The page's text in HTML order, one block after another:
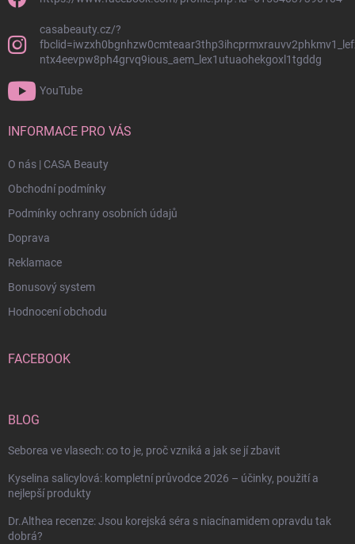
casabeauty.cz/?
ntx4eevpw8ph4grvq9ious_aem_lex1utuaohekgoxl1tgddg
YouTube
INFORMACE PRO VÁS
O nás | CASA Beauty
Obchodní podmínky
Podmínky ochrany osobních údajů
Doprava
Reklamace
Bonusový system
Hodnocení obchodu
FACEBOOK
BLOG
Seborea ve vlasech: co to je, proč vzniká a jak se jí zbavit
Kyselina salicylová: kompletní průvodce 2026 – účinky, použití a
nejlepší produkty
Dr.Althea recenze: Jsou korejská séra s niacínamidem opravdu tak
dobrá?